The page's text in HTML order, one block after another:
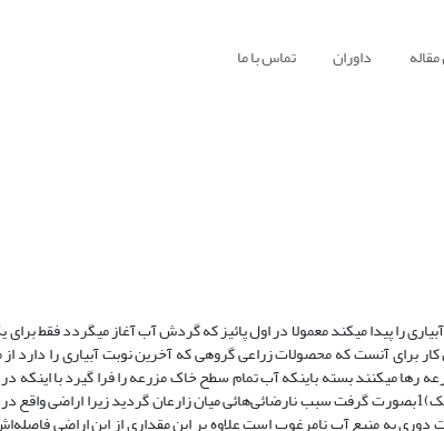
داوران تماس با ما
پیدا میکند معمولا در اول پائیز که گردش آب آغاز میگردد فقط برای
تقلیل داده‌اند مفروز شدن اراضی که پس از اصلاحات ارضی از طریق قرعه‌کشی‌ (قره‌پشک)1بصورت گرفت سبب نارضائی‌هائی میان زارعان گردید